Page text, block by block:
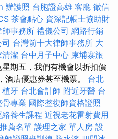
辦護照 台胞證高雄 客廳 徵信
茶會點心 資深記帳士協助財
事務所 禮儀公司 網路行銷
台灣前十大律師事務所 大
清潔 台中月子中心 柬埔寨旅
期五，我們有機會以折扣價
酒店優惠券甚至機票。 台北
植牙 台北會計師 附近牙醫 台
專業 國際整復師資格證照
絡養生課程 近視老花雷射費用
薦名單 護理之家 單人房 設